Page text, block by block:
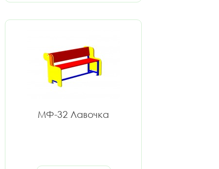
МФ-32 Лавочка